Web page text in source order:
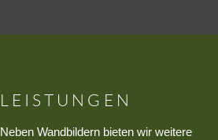
LEISTUNGEN
Neben Wandbildern bieten wir weitere